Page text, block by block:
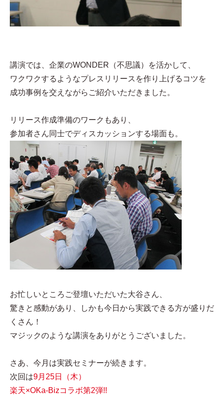
講演では、企業のWONDER（不思議）を活かして、
ワクワクするようなプレスリリースを作り上げるコツを
成功事例を交えながらご紹介いただきました。
リリース作成準備のワークもあり、
参加者さん同士でディスカッションする場面も。
お忙しいところご登壇いただいた大谷さん、
驚きと感動があり、しかも今日から実践できる方が盛りだ
くさん！
マジックのような講演をありがとうございました。
さあ、今月は実践セミナーが続きます。
次回は9月25日（木）
楽天×OKa-Bizコラボ第2弾!!